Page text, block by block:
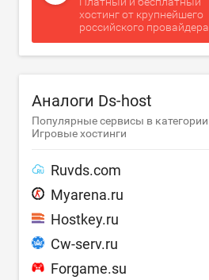
хостинг от крупнейшего
российского провайдера
Аналоги Ds-host
Популярные сервисы в категории
Игровые хостинги
Ruvds.com
Myarena.ru
Hostkey.ru
Cw-serv.ru
Forgame.su